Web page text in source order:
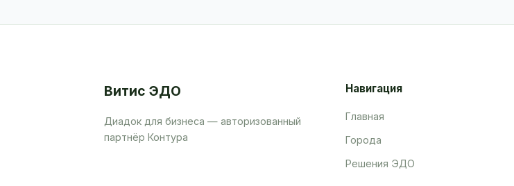
Витис ЭДО
Диадок для бизнеса — авторизованный
партнёр Контура
Навигация
Главная
Города
Решения ЭДО